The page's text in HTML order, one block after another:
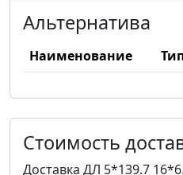
Альтернатива
Наименование
Стоимость
Доставка ДЛ 5*139.7